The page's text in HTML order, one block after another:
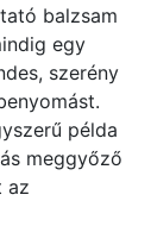
balzsam
egy
szerény
példa
meggyőző
az